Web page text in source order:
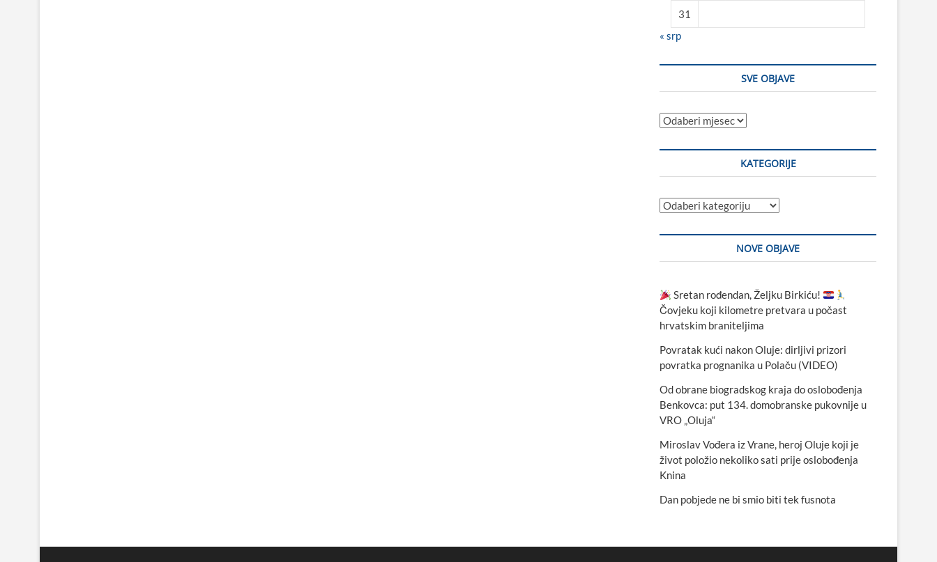
31
« srp
SVE OBJAVE
Sve
KATEGORIJE
Kategorije
NOVE OBJAVE
Sretan rođendan, Željku Birkiću!
Čovjeku koji kilometre pretvara u počast
hrvatskim braniteljima
Povratak kući nakon Oluje: dirljivi prizori
povratka prognanika u Polaču (VIDEO)
Od obrane biogradskog kraja do oslobođenja
Benkovca: put 134. domobranske pukovnije u
VRO „Oluja“
Miroslav Vođera iz Vrane, heroj Oluje koji je
život položio nekoliko sati prije oslobođenja
Knina
Dan pobjede ne bi smio biti tek fusnota